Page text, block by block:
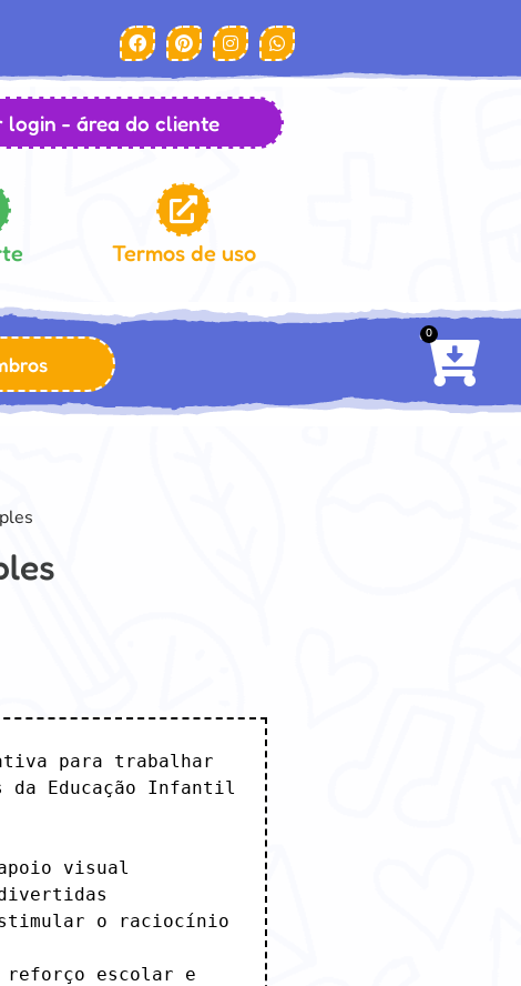
login - área do cliente
Termos de uso
0
para trabalhar
da Educação Infantil
visual
o raciocínio
escolar e